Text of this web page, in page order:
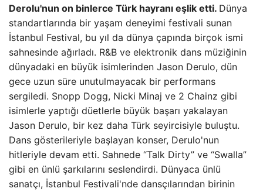
Derolu'nun on binlerce Türk hayranı eşlik etti. Dünya
standartlarında bir yaşam deneyimi festivali sunan
İstanbul Festival, bu yıl da dünya çapında birçok ismi
sahnesinde ağırladı. R&B ve elektronik dans müziğinin
dünyadaki en büyük isimlerinden Jason Derulo, dün
gece uzun süre unutulmayacak bir performans
sergiledi. Snopp Dogg, Nicki Minaj ve 2 Chainz gibi
isimlerle yaptığı düetlerle büyük başarı yakalayan
Jason Derulo, bir kez daha Türk seyircisiyle buluştu.
Dans gösterileriyle başlayan konser, Derulo'nun
hitleriyle devam etti. Sahnede “Talk Dirty” ve “Swalla”
gibi en ünlü şarkılarını seslendirdi. Dünyaca ünlü
sanatçı, İstanbul Festivali'nde dansçılarından birinin